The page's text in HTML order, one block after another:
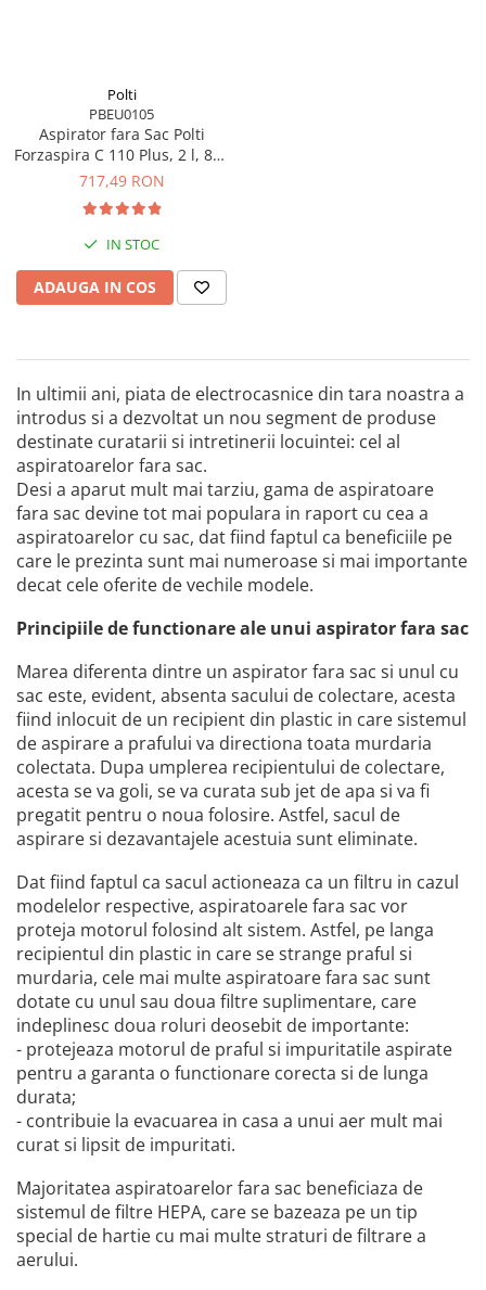
Polti
PBEU0105
Aspirator fara Sac Polti
Forzaspira C 110 Plus, 2 l, 800
W, Filtru HEPA, Negru/Rosu
717,49 RON
IN STOC
ADAUGA IN COS
In ultimii ani, piata de electrocasnice din tara noastra a
introdus si a dezvoltat un nou segment de produse
destinate curatarii si intretinerii locuintei: cel al
aspiratoarelor fara sac.
Desi a aparut mult mai tarziu, gama de aspiratoare
fara sac devine tot mai populara in raport cu cea a
aspiratoarelor cu sac, dat fiind faptul ca beneficiile pe
care le prezinta sunt mai numeroase si mai importante
decat cele oferite de vechile modele.
Principiile de functionare ale unui aspirator fara sac
Marea diferenta dintre un aspirator fara sac si unul cu
sac este, evident, absenta sacului de colectare, acesta
fiind inlocuit de un recipient din plastic in care sistemul
de aspirare a prafului va directiona toata murdaria
colectata. Dupa umplerea recipientului de colectare,
acesta se va goli, se va curata sub jet de apa si va fi
pregatit pentru o noua folosire. Astfel, sacul de
aspirare si dezavantajele acestuia sunt eliminate.
Dat fiind faptul ca sacul actioneaza ca un filtru in cazul
modelelor respective, aspiratoarele fara sac vor
proteja motorul folosind alt sistem. Astfel, pe langa
recipientul din plastic in care se strange praful si
murdaria, cele mai multe aspiratoare fara sac sunt
dotate cu unul sau doua filtre suplimentare, care
indeplinesc doua roluri deosebit de importante:
- protejeaza motorul de praful si impuritatile aspirate
pentru a garanta o functionare corecta si de lunga
durata;
- contribuie la evacuarea in casa a unui aer mult mai
curat si lipsit de impuritati.
Majoritatea aspiratoarelor fara sac beneficiaza de
sistemul de filtre HEPA, care se bazeaza pe un tip
special de hartie cu mai multe straturi de filtrare a
aerului.